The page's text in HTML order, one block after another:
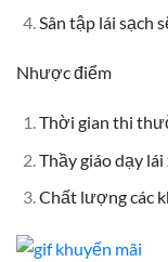
Sân tập lái sạch
Nhược điểm
Thời gian thi
Thầy giáo dạy lái
Chất lượng các